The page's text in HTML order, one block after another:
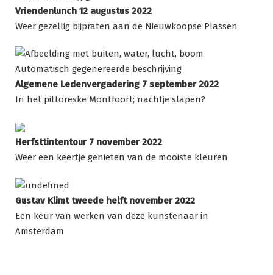
Vriendenlunch 12 augustus 2022
Weer gezellig bijpraten aan de Nieuwkoopse Plassen
Algemene Ledenvergadering 7 september 2022
In het pittoreske Montfoort; nachtje slapen?
Herfsttintentour 7 november 2022
Weer een keertje genieten van de mooiste kleuren
Gustav Klimt tweede helft november 2022
Een keur van werken van deze kunstenaar in
Amsterdam